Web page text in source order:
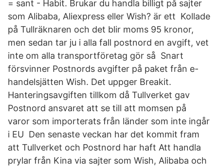
= sant - Habit. Brukar du handla billigt på sajter
som Alibaba, Aliexpress eller Wish? är ett Kollade
på Tullräknaren och det blir moms 95 kronor,
men sedan tar ju i alla fall postnord en avgift, vet
inte om alla transportföretag gör så Snart
försvinner Postnords avgifter på paket från e-
handelsjätten Wish. Det uppger Breakit.
Hanteringsavgiften tillkom då Tullverket gav
Postnord ansvaret att se till att momsen på
varor som importerats från länder som inte ingår
i EU Den senaste veckan har det kommit fram
att Tullverket och Postnord har haft Att handla
prylar från Kina via sajter som Wish, Alibaba och